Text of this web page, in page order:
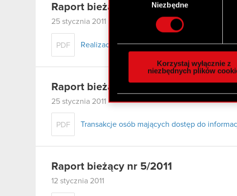
Dowiedz się więcej odnośnie
szczegółów . W Deklaracji
Wykorzystujemy pliki cookie
społecznościowym,
otrzymanymi od Ciebie lub
zgadasz się na używanie
Niezbędne
Korzystaj wyłącznie z
niezbędnych plików
Raport bieżący nr 7/2011
25 stycznia 2011
PDF Realizacja praw z warrantów
Raport bieżący nr 6/2011
25 stycznia 2011
PDF Transakcje osób mających dostęp do
Raport bieżący nr 5/2011
12 stycznia 2011